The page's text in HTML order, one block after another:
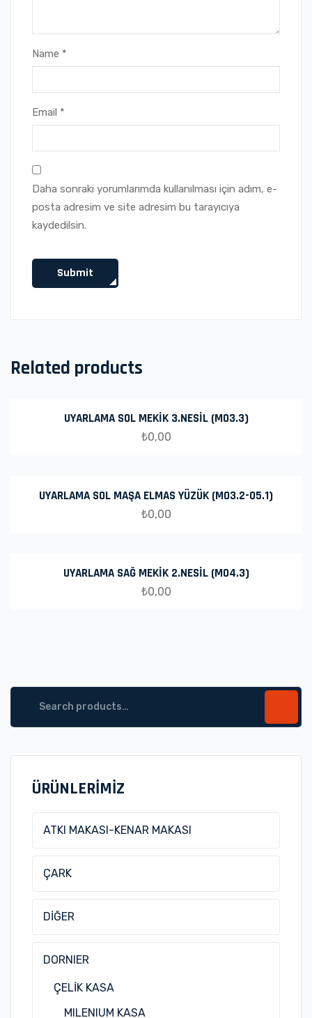
Name *
Email *
Daha sonraki yorumlarımda kullanılması için adım, e-
posta adresim ve site adresim bu tarayıcıya
kaydedilsin.
Related products
UYARLAMA SOL MEKİK 3.NESİL (M03.3)
₺0,00
UYARLAMA SOL MAŞA ELMAS YÜZÜK (M03.2-05.1)
₺0,00
UYARLAMA SAĞ MEKİK 2.NESİL (M04.3)
₺0,00
ÜRÜNLERİMİZ
ATKI MAKASI-KENAR MAKASI
ÇARK
DİĞER
DORNIER
ÇELİK KASA
MILENIUM KASA